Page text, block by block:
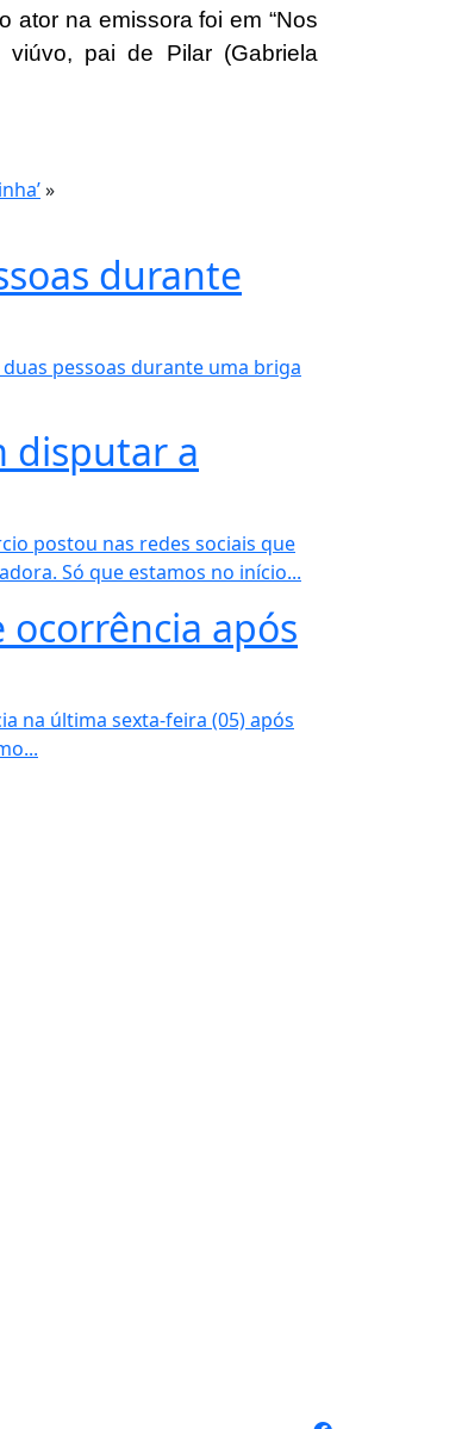
ator na emissora foi em “Nos
viúvo, pai de Pilar (Gabriela
»
durante
pessoas durante uma briga
disputar a
postou nas redes sociais que
Só que estamos no início...
após
na última sexta-feira (05) após